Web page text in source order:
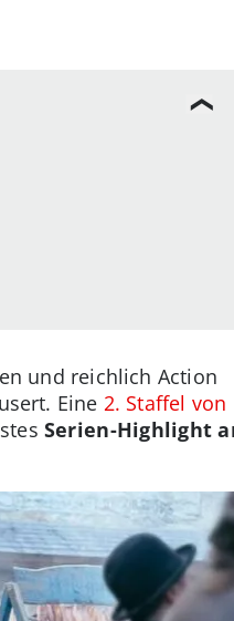
und reichlich Action
Eine 2. Staffel von
Serien-Highlight